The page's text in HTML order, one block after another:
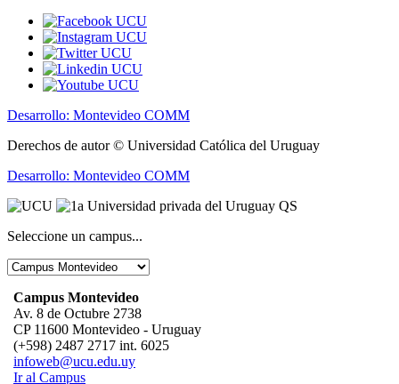
Desarrollo: Montevideo COMM
Derechos de autor © Universidad Católica del Uruguay
Desarrollo: Montevideo COMM
Seleccione un campus...
Campus Montevideo
Av. 8 de Octubre 2738
CP 11600 Montevideo - Uruguay
(+598) 2487 2717 int. 6025
infoweb@ucu.edu.uy
Ir al Campus